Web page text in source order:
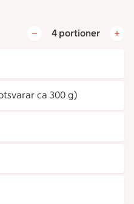
4 portioner
ca 300 g)